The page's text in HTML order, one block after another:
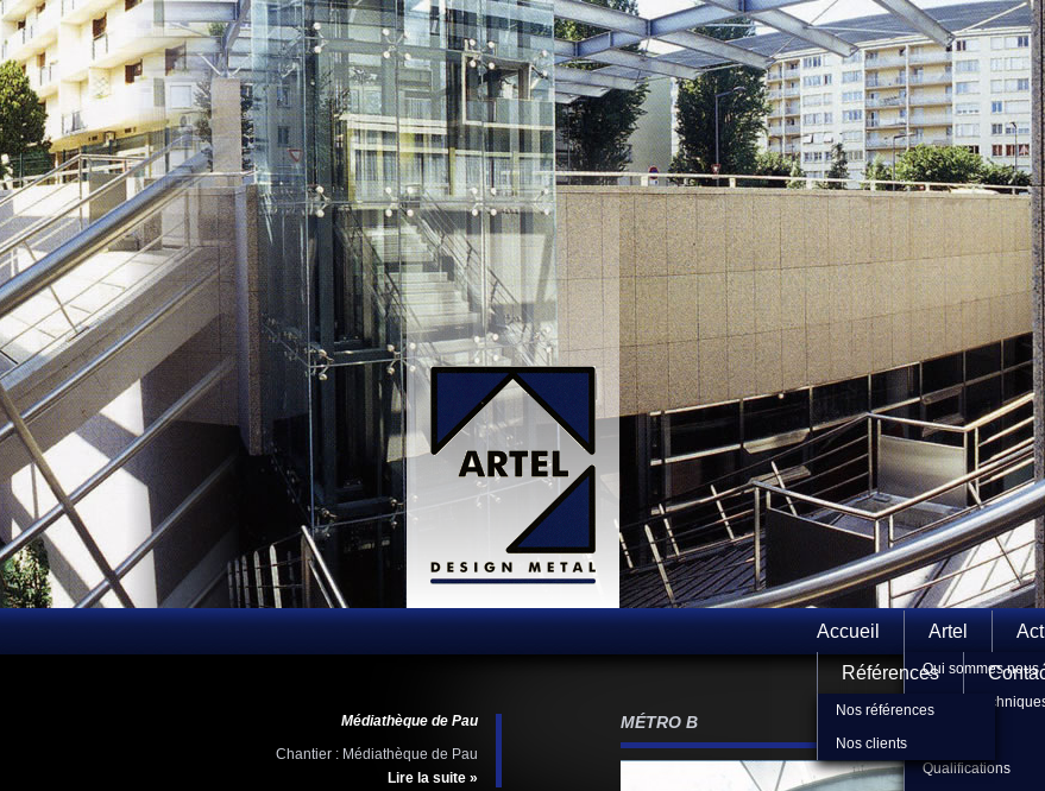
Accueil Artel
Qui sommes nous
Moyens
Qualifications
Références
Nos références
Nos clients
Médiathèque de Pau
Chantier : Médiathèque de Pau
Lire la suite »
MÉTRO B